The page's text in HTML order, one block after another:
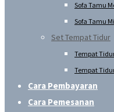
Sofa Tamu
Sofa Tamu
Set Tempat Tidur
Tempat
Tempat
Cara Pembayaran
Cara Pemesanan